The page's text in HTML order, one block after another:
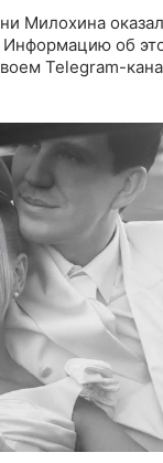
Милохина
об
Telegram-